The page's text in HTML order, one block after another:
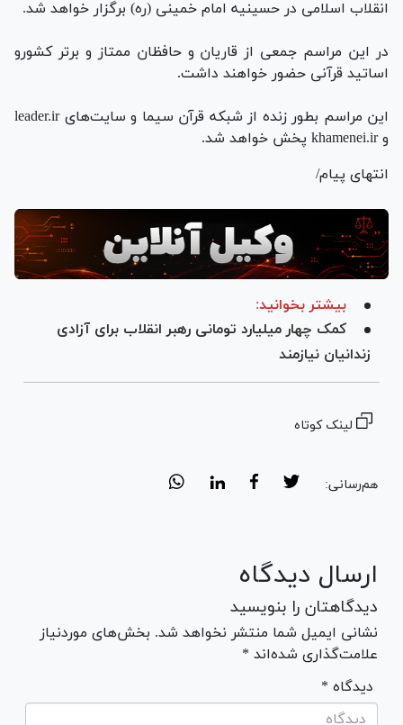
انقلاب اسلامی در حسینیه امام خمینی (ره) برگزار خواهد شد.
در این مراسم جمعی از قاریان و حافظان ممتاز و برتر کشورو
اساتید قرآنی حضور خواهند داشت.
این مراسم بطور زنده از شبکه قرآن سیما و سایت‌های leader.ir
و khamenei.ir پخش خواهد شد.
انتهای پیام/
بیشتر بخوانید:
کمک چهار میلیارد تومانی رهبر انقلاب برای آزادی
زندانیان نیازمند
لینک کوتاه
هم‌رسانی:
ارسال دیدگاه
دیدگاهتان را بنویسید
نشانی ایمیل شما منتشر نخواهد شد. بخش‌های موردنیاز
علامت‌گذاری شده‌اند *
* دیدگاه